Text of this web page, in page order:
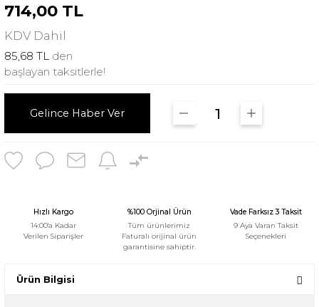
714,00 TL
KDV Dahil
85,68 TL den
başlayan taksitlerle!
Gelince Haber Ver
Hızlı Kargo
14:00'a Kadar
Verilen Siparişler
%100 Orjinal Ürün
Tüm ürünlerimiz
Faturalı orijinal ürün
garantisine sahiptir.
Vade Farksız 3 Taksit
9 Aya Varan Taksit
Seçenekleri
Ürün Bilgisi